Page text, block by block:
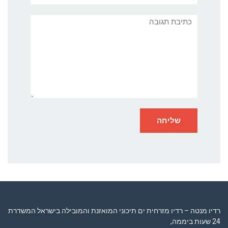
תגובה
רדיו מנטה – רדיו מזרחית ים תיכוני המואזנת והמובילה בישראל המשדרת
24 שעות ביממה,